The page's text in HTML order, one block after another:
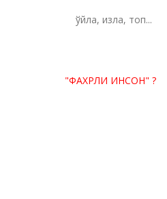
"ФАХРЛИ ИНСОН"?